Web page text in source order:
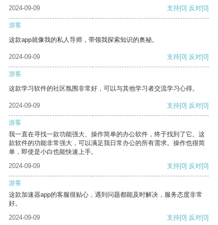
2024-09-09 支持[0] 反对[0]
游客
这款app就像我的私人导师，带领我探索知识的奥秘。
2024-09-09 支持[0] 反对[0]
游客
这款学习软件的社区氛围非常好，可以与其他学习者交流学习心得。
2024-09-09 支持[0] 反对[0]
游客
我一直在寻找一款功能强大、操作简单的办公软件，终于找到了它。这
款软件的功能非常强大，可以满足我日常办公的所有需求。操作也很简
单，即使是小白也能快速上手。
2024-09-09
支持[0] 反对[0]
游客
这款加速器app的客服很贴心，遇到问题都能及时解决，服务态度非常
好。
2024-09-09
支持[0] 反对[0]